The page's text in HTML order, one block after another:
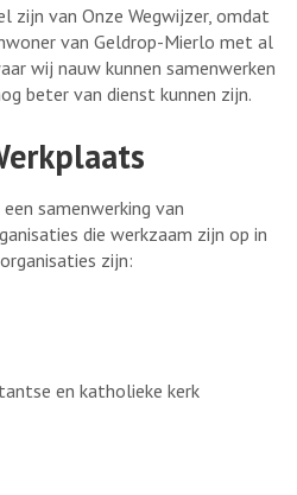
zijn van Onze Wegwijzer, omdat
van Geldrop-Mierlo met al
wij nauw kunnen samenwerken
beter van dienst kunnen zijn.
samenwerking van
die werkzaam zijn op in
zijn:
en katholieke kerk